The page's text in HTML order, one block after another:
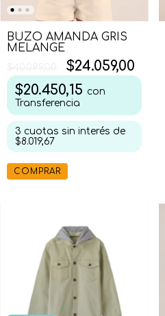
BUZO AMANDA GRIS
MELANGE
$24.059,00
$20.450,15 con
Transferencia
3 cuotas sin interés de
$8.019,67
COMPRAR